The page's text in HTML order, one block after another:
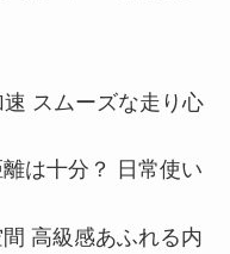
スムーズな走り心
は十分？ 日常使い
高級感あふれる内